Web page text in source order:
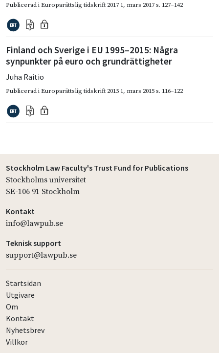
Publicerad iEuroparättslig tidskrift 2017 1, mars 2017s. 127–142
Finland och Sverige i EU 1995–2015: Några
synpunkter på euro och grundrättigheter
Juha Raitio
Publicerad iEuroparättslig tidskrift 2015 1, mars 2015s. 116–122
Stockholm Law Faculty's Trust Fund for Publications
Stockholms universitet
SE-106 91 Stockholm
Kontakt
info@lawpub.se
Teknisk support
support@lawpub.se
Startsidan
Utgivare
Om
Kontakt
Nyhetsbrev
Villkor